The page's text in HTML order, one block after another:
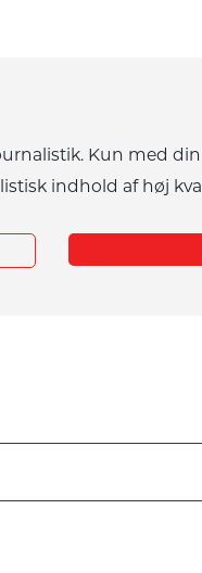
Kun med
indhold af høj